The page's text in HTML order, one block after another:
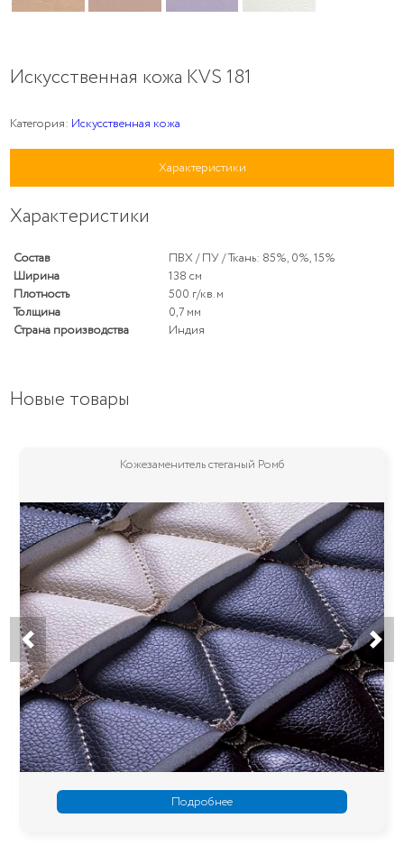
Искусственная кожа KVS 181
Категория: Искусственная кожа
Характеристики
Характеристики
Состав
ПВХ / ПУ / Ткань: 85%, 0%, 15%
Ширина
138 см
Плотность
500 г/кв. м
Толщина
0,7 мм
Страна производства
Индия
Новые товары
Мебельная ткань Vita (Вита)
Подробнее